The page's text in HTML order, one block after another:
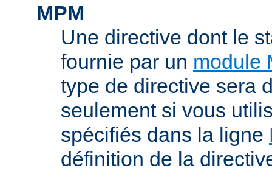
MPM
Une directive dont le
fournie par un module
type de directive sera
seulement si vous
spécifiés dans la ligne
définition de la